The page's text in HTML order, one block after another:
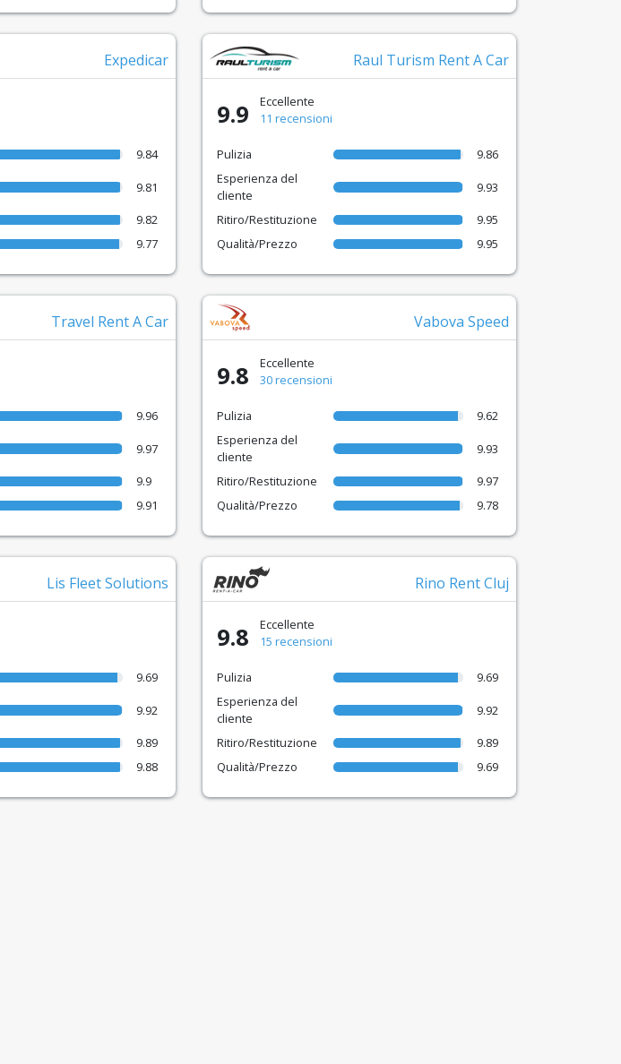
Expedicar
9.84
9.81
9.82
9.77
Raul Turism Rent A Car
9.9
Eccellente
11 recensioni
Pulizia
9.86
Esperienza del
cliente
9.93
Ritiro/Restituzione
9.95
Qualità/Prezzo
9.95
Travel Rent A Car
9.96
9.97
9.9
9.91
Vabova Speed
9.8
Eccellente
30 recensioni
Pulizia
9.62
Esperienza del
cliente
9.93
Ritiro/Restituzione
9.97
Qualità/Prezzo
9.78
Lis Fleet Solutions
9.69
9.92
9.89
9.88
Rino Rent Cluj
9.8
Eccellente
15 recensioni
Pulizia
9.69
Esperienza del
cliente
9.92
Ritiro/Restituzione
9.89
Qualità/Prezzo
9.69